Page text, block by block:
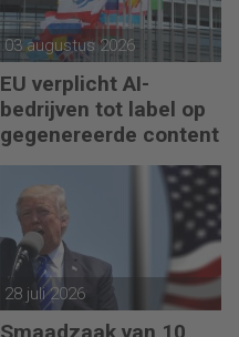
03 augustus 2026
EU verplicht AI-
bedrijven tot label op
gegenereerde content
28 juli 2026
Smaadzaak van 10